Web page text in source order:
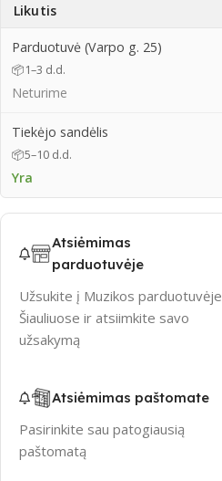
Likutis
Parduotuvė (Varpo g. 25)
📦1–3 d.d.
Neturime
Tiekėjo sandėlis
📦5–10 d.d.
Yra
Atsiėmimas
parduotuvėje
Užsukite į Muzikos parduotuvėje
Šiauliuose ir atsiimkite savo
užsakymą
Atsiėmimas paštomate
Pasirinkite sau patogiausią
paštomatą